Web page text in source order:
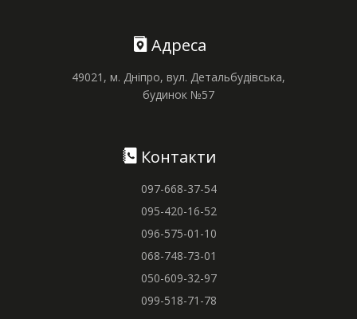
Адреса
49021, м. Дніпро, вул. Детальбудівська,
будинок №57
Контакти
097-668-37-54
095-420-16-52
096-575-01-10
068-748-73-01
050-609-32-97
099-518-71-78